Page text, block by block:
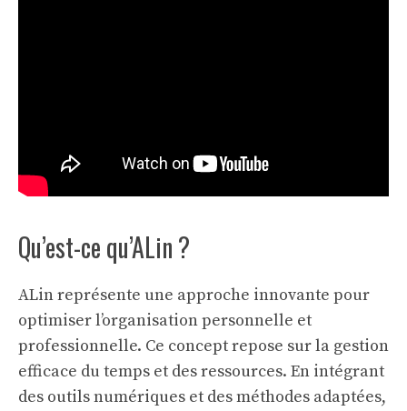
Qu’est-ce qu’ALin ?
ALin représente une approche innovante pour
optimiser l’organisation personnelle et
professionnelle. Ce concept repose sur la gestion
efficace du temps et des ressources. En intégrant
des outils numériques et des méthodes adaptées,